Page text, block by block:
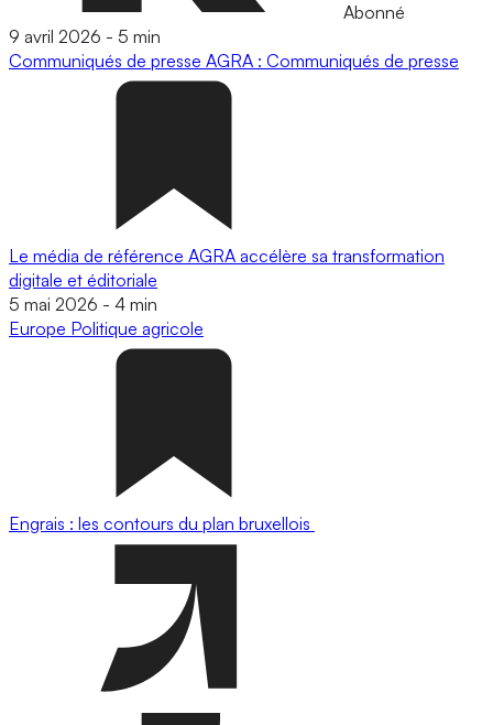
Abonné
9 avril 2026 - 5 min
Communiqués de presse AGRA : Communiqués de presse
Le média de référence AGRA accélère sa transformation
digitale et éditoriale
5 mai 2026 - 4 min
Europe Politique agricole
Engrais : les contours du plan bruxellois